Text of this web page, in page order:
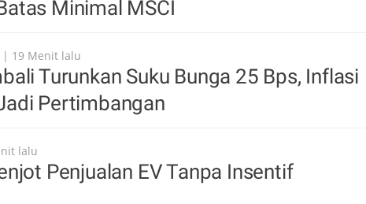
Minimal MSCI
| 19 Menit lalu
Turunkan Suku Bunga 25 Bps, Inflasi
Pertimbangan
lalu
Penjualan EV Tanpa Insentif